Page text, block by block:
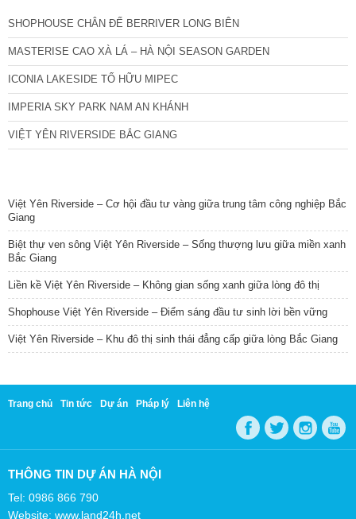
SHOPHOUSE CHÂN ĐẾ BERRIVER LONG BIÊN
MASTERISE CAO XÀ LÁ – HÀ NỘI SEASON GARDEN
ICONIA LAKESIDE TỐ HỮU MIPEC
IMPERIA SKY PARK NAM AN KHÁNH
VIỆT YÊN RIVERSIDE BẮC GIANG
Việt Yên Riverside – Cơ hội đầu tư vàng giữa trung tâm công nghiệp Bắc
Giang
Biệt thự ven sông Việt Yên Riverside – Sống thượng lưu giữa miền xanh
Bắc Giang
Liền kề Việt Yên Riverside – Không gian sống xanh giữa lòng đô thị
Shophouse Việt Yên Riverside – Điểm sáng đầu tư sinh lời bền vững
Việt Yên Riverside – Khu đô thị sinh thái đẳng cấp giữa lòng Bắc Giang
Trang chủ Tin tức Dự án Pháp lý Liên hệ
THÔNG TIN DỰ ÁN HÀ NỘI
Tel: 0986 866 790
Website: www.land24h.net